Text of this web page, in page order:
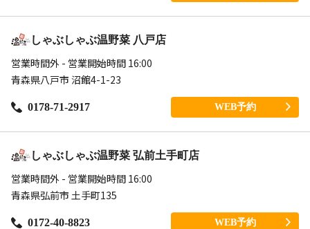
しゃぶしゃぶ温野菜 八戸店
営業時間外 - 営業開始時間 16:00
青森県八戸市 沼館4-1-23
0178-71-2917 WEB予約
しゃぶしゃぶ温野菜 弘前土手町店
営業時間外 - 営業開始時間 16:00
青森県弘前市 土手町135
0172-40-8823 WEB予約